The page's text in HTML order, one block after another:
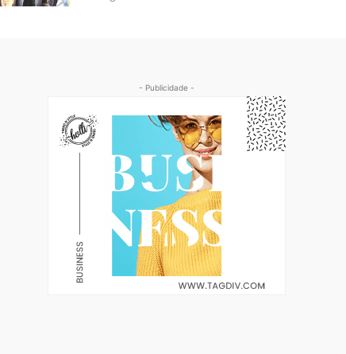
- Publicidade -